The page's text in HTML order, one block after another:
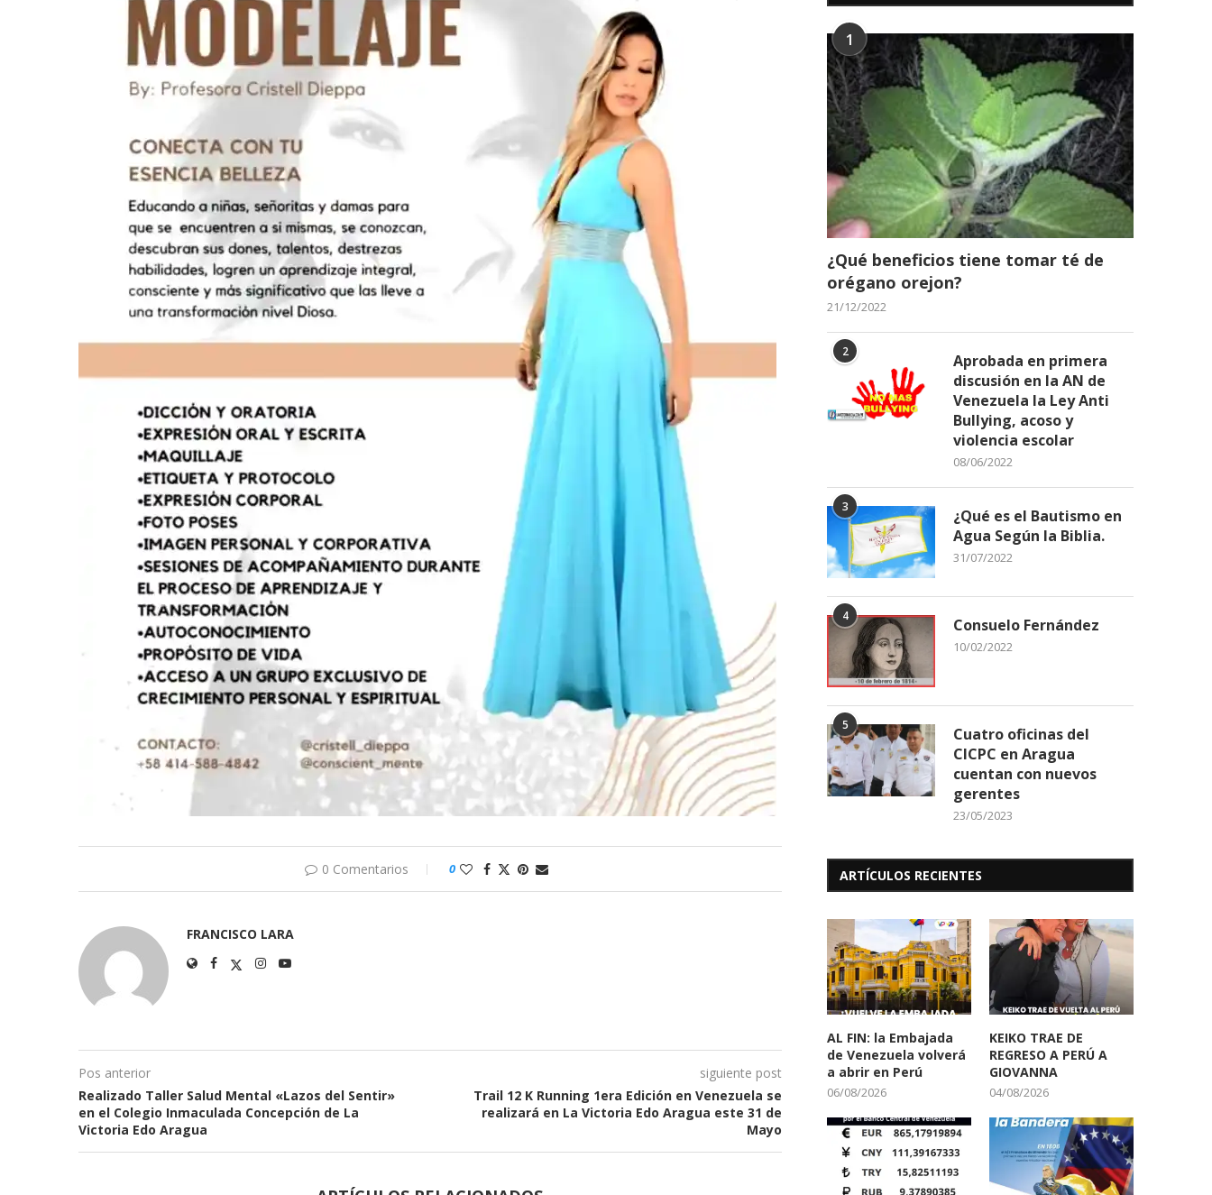
0 Comentarios 0
FRANCISCO LARA
Pos anterior
Realizado Taller Salud Mental «Lazos del Sentir»
en el Colegio Inmaculada Concepción de La
Victoria Edo Aragua
siguiente post
Trail 12 K Running 1era Edición en Venezuela se
realizará en La Victoria Edo Aragua este 31 de
Mayo
1
¿Qué beneficios tiene tomar té de
orégano orejon?
21/12/2022
2
Aprobada en primera
discusión en la AN de
Venezuela la Ley Anti
Bullying, acoso y
violencia escolar
08/06/2022
3
¿Qué es el Bautismo en
Agua Según la Biblia.
31/07/2022
4 Consuelo Fernández
10/02/2022
5
Cuatro oficinas del
CICPC en Aragua
cuentan con nuevos
gerentes
23/05/2023
ARTÍCULOS RECIENTES
AL FIN: la Embajada
de Venezuela volverá
a abrir en Perú
06/08/2026
KEIKO TRAE DE
REGRESO A PERÚ A
GIOVANNA
04/08/2026